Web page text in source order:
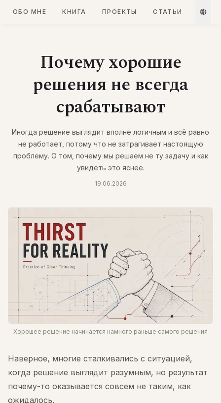
ОБО МНЕ КНИГА ПРОЕКТЫ СТАТЬИ
Почему хорошие
решения не всегда
срабатывают
Иногда решение выглядит вполне логичным и всё равно
не работает, потому что не затрагивает настоящую
проблему. О том, почему мы решаем не ту задачу и как
увидеть это яснее.
19.06.2026
Хорошее решение начинается намного раньше самого решения
Наверное, многие сталкивались с ситуацией,
когда решение выглядит разумным, но результат
почему-то оказывается совсем не таким, как
ожидалось.